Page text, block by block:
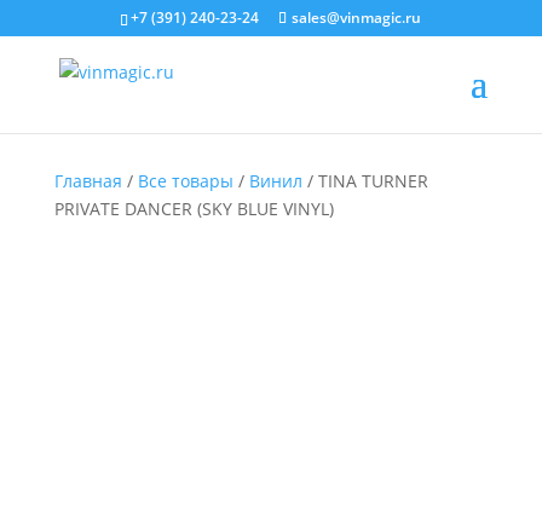
+7 (391) 240-23-24 sales@vinmagic.ru
Главная / Все товары / Винил / TINA TURNER
PRIVATE DANCER (SKY BLUE VINYL)